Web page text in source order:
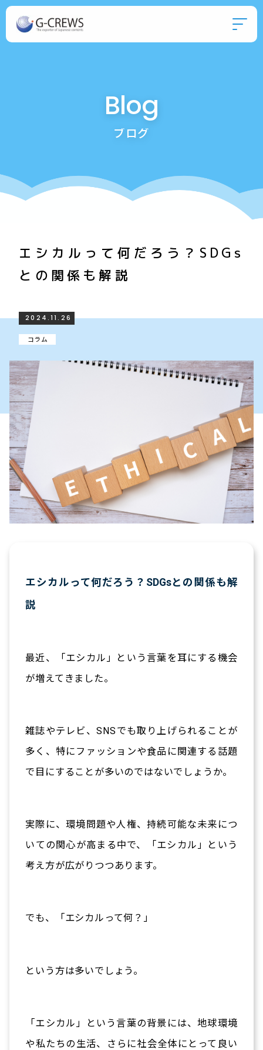
Blog
ブログ
エシカルって何だろう？SDGs
との関係も解説
2024.11.26
コラム
エシカルって何だろう？SDGsとの関係も解
説
最近、「エシカル」という言葉を耳にする機会
が増えてきました。
雑誌やテレビ、SNSでも取り上げられることが
多く、特にファッションや食品に関連する話題
で目にすることが多いのではないでしょうか。
実際に、環境問題や人権、持続可能な未来につ
いての関心が高まる中で、「エシカル」という
考え方が広がりつつあります。
でも、「エシカルって何？」
という方は多いでしょう。
「エシカル」という言葉の背景には、地球環境
や私たちの生活、さらに社会全体にとって良い